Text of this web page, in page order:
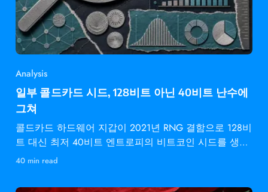
Analysis
일부 콜드카드 시드, 128비트 아닌 40비트 난수에
그쳐
콜드카드 하드웨어 지갑이 2021년 RNG 결함으로 128비
트 대신 최저 40비트 엔트로피의 비트코인 시드를 생성
했습니다.
40 min read